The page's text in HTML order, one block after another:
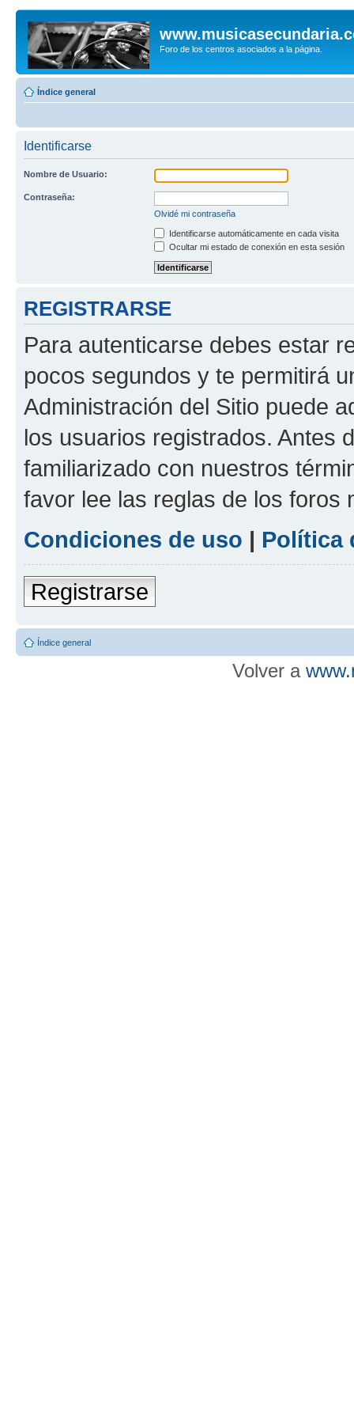
Foro de los centros asociados a la página.
Índice general
Identificarse
Nombre de Usuario:
Contraseña:
Olvidé mi contraseña
Identificarse automáticamente en cada visita
Ocultar mi estado de conexión en esta sesión
REGISTRARSE
Para autenticarse debes estar
pocos segundos y te permitirá
Administración del Sitio puede
los usuarios registrados. Antes
familiarizado con nuestros
favor lee las reglas de los foros
Condiciones de uso | Política
Registrarse
Índice general
Volver a